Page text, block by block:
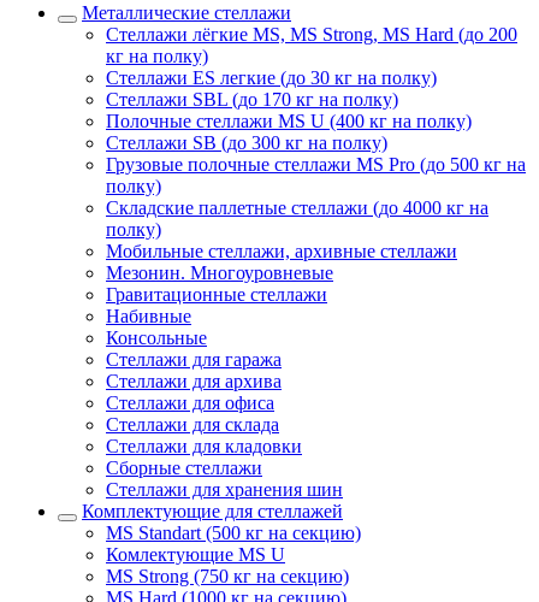
Металлические стеллажи
Стеллажи лёгкие MS, MS Strong, MS Hard (до 200
кг на полку)
Стеллажи ES легкие (до 30 кг на полку)
Стеллажи SBL (до 170 кг на полку)
Полочные стеллажи MS U (400 кг на полку)
Стеллажи SB (до 300 кг на полку)
Грузовые полочные стеллажи MS Pro (до 500 кг на
полку)
Складские паллетные стеллажи (до 4000 кг на
полку)
Мобильные стеллажи, архивные стеллажи
Мезонин. Многоуровневые
Гравитационные стеллажи
Набивные
Консольные
Стеллажи для гаража
Стеллажи для архива
Стеллажи для офиса
Стеллажи для склада
Стеллажи для кладовки
Сборные стеллажи
Стеллажи для хранения шин
Комплектующие для стеллажей
MS Standart (500 кг на секцию)
Комлектующие MS U
MS Strong (750 кг на секцию)
MS Hard (1000 кг на секцию)